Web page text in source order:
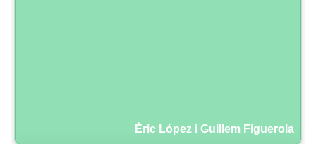
Èric López i Guillem Figuerola